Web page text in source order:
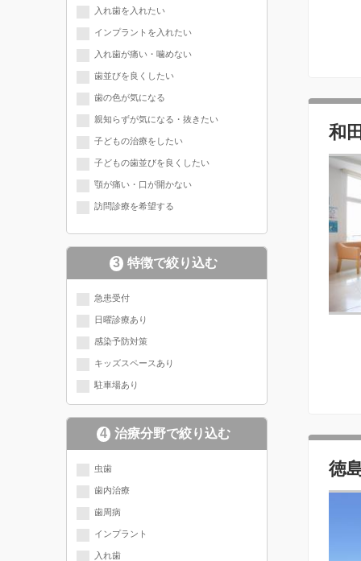
入れ歯を入れたい
インプラントを入れたい
入れ歯が痛い・噛めない
歯並びを良くしたい
歯の色が気になる
親知らずが気になる・抜きたい
子どもの治療をしたい
子どもの歯並びを良くしたい
顎が痛い・口が開かない
訪問診療を希望する
3 特徴で絞り込む
急患受付
日曜診療あり
感染予防対策
キッズスペースあり
駐車場あり
4 治療分野で絞り込む
現在選択されている分野にチェッ
クが入っています
虫歯
歯内治療
歯周病
インプラント
入れ歯
和
徳